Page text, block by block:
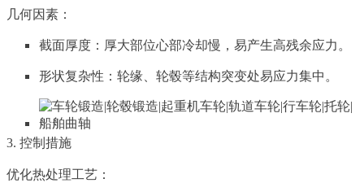
几何因素：
截面厚度：厚大部位心部冷却慢，易产生高残余应力。
形状复杂性：轮缘、轮毂等结构突变处易应力集中。
3. 控制措施
优化热处理工艺：